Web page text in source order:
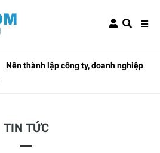
Nên thành lập công ty, doanh nghiệp
TIN TỨC